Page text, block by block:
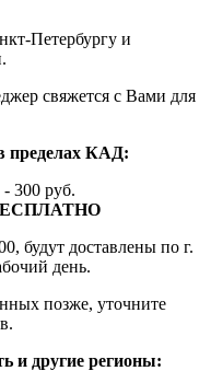
Петербургу и
свяжется с Вами для
пределах КАД:
- 300 руб.
будут доставлены по г.
день.
позже, уточните
и другие регионы: